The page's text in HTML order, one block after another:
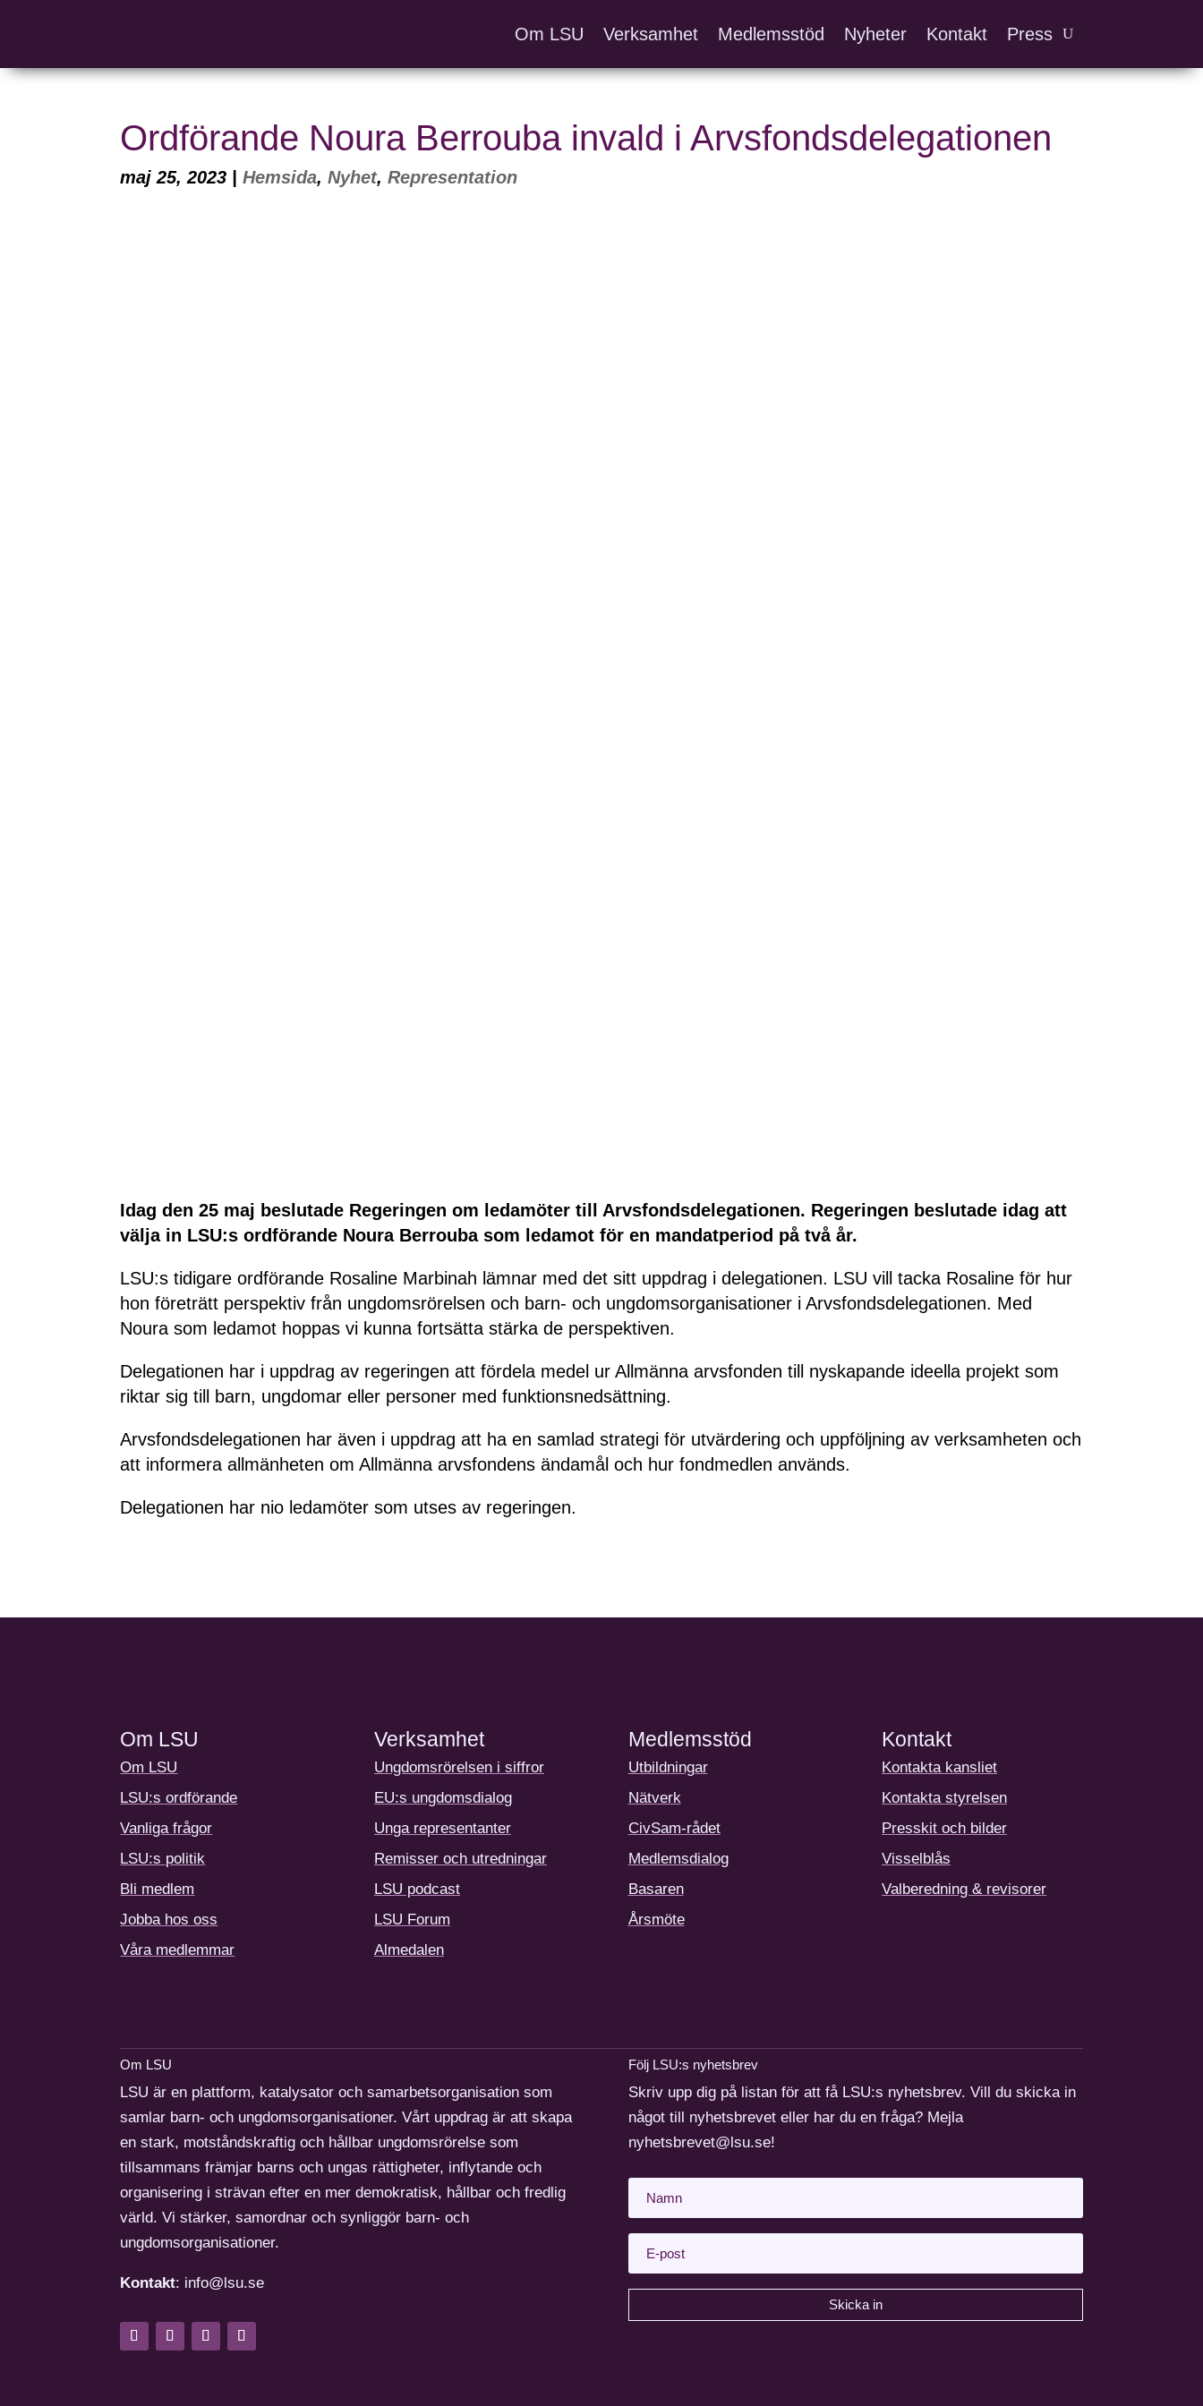
Om LSU Verksamhet Medlemsstöd Nyheter Kontakt Press
Ordförande Noura Berrouba invald i Arvsfondsdelegationen
maj 25, 2023 |Hemsida,Nyhet,Representation
Idag den 25 maj beslutade Regeringen om ledamöter till Arvsfondsdelegationen. Regeringen beslutade idag att
välja in LSU:s ordförande Noura Berrouba som ledamot för en mandatperiod på två år.
LSU:s tidigare ordförande Rosaline Marbinah lämnar med det sitt uppdrag i delegationen. LSU vill tacka Rosaline för hur
hon företrätt perspektiv från ungdomsrörelsen och barn- och ungdomsorganisationer i Arvsfondsdelegationen. Med
Noura som ledamot hoppas vi kunna fortsätta stärka de perspektiven.
Delegationen har i uppdrag av regeringen att fördela medel ur Allmänna arvsfonden till nyskapande ideella projekt som
riktar sig till barn, ungdomar eller personer med funktionsnedsättning.
Arvsfondsdelegationen har även i uppdrag att ha en samlad strategi för utvärdering och uppföljning av verksamheten och
att informera allmänheten om Allmänna arvsfondens ändamål och hur fondmedlen används.
Delegationen har nio ledamöter som utses av regeringen.
Om LSU
Om LSU
LSU:s ordförande
Vanliga frågor
LSU:s politik
Bli medlem
Jobba hos oss
Våra medlemmar
Verksamhet
Ungdomsrörelsen i siffror
EU:s ungdomsdialog
Unga representanter
Remisser och utredningar
LSU podcast
LSU Forum
Almedalen
Medlemsstöd
Utbildningar
Nätverk
CivSam-rådet
Medlemsdialog
Basaren
Årsmöte
Kontakt
Kontakta kansliet
Kontakta styrelsen
Presskit och bilder
Visselblås
Valberedning & revisorer
Om LSU
LSU är en plattform, katalysator och samarbetsorganisation som
samlar barn- och ungdomsorganisationer. Vårt uppdrag är att skapa
en stark, motståndskraftig och hållbar ungdomsrörelse som
tillsammans främjar barns och ungas rättigheter, inflytande och
organisering i strävan efter en mer demokratisk, hållbar och fredlig
värld. Vi stärker, samordnar och synliggör barn- och
ungdomsorganisationer.
Kontakt: info@lsu.se
Följ LSU:s nyhetsbrev
Skriv upp dig på listan för att få LSU:s nyhetsbrev. Vill du skicka in
något till nyhetsbrevet eller har du en fråga? Mejla
nyhetsbrevet@lsu.se!
Skicka in